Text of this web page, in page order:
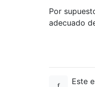
Por
adecuado
Este